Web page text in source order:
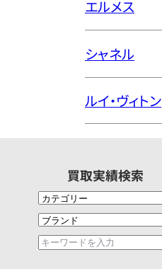
エルメス
シャネル
ルイ・ヴィトン
買取実績検索